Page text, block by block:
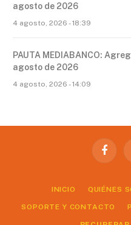
agosto de 2026
4 agosto, 2026 - 18:39
PAUTA MEDIABANCO:
agosto de 2026
4 agosto, 2026 - 14:09
INICIO QUIÉNES
SOPORTE Y CONTACTO